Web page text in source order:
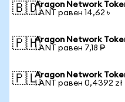
🇧🇩Aragon Network
1 ANT равен 14,62 ৳
🇵🇭Aragon Network
1 ANT равен 7,18 ₱
🇵🇱Aragon Network
1 ANT равен 0,4392 zł